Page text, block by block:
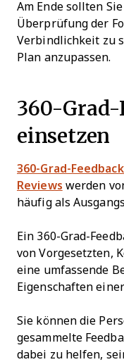
Am Ende sollten
Überprüfung der
Verbindlichkeit zu
Plan anzupassen.
360-Grad-
einsetzen
360-Grad-
Reviews werden
häufig als
Ein 360-Grad-
von Vorgesetzten,
eine umfassende
Eigenschaften
Sie können die
gesammelte
dabei zu helfen,